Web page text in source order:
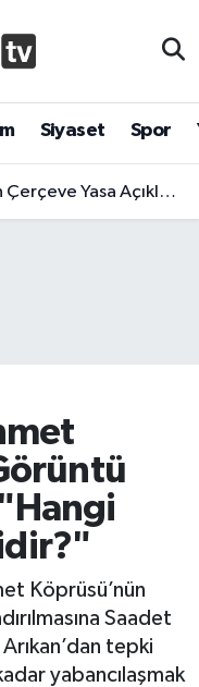
Siyaset Spor
Birinci Adımı, Tamamlanmış Bir Yasa Değil!"
Köprüsü’nün
Saadet
tepki
yabancılaşmak